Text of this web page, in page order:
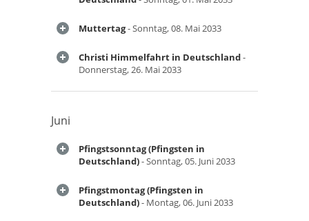
Muttertag- Sonntag, 08. Mai 2033
Christi Himmelfahrt in Deutschland-
Donnerstag, 26. Mai 2033
Juni
Pfingstsonntag (Pfingsten in
Deutschland)- Sonntag, 05. Juni 2033
Pfingstmontag (Pfingsten in
Deutschland)- Montag, 06. Juni 2033